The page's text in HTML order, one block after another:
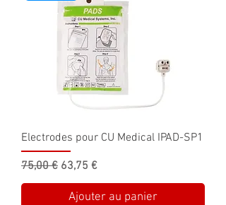
Electrodes pour CU Medical IPAD-SP1
Prix original
75,00 € Prix promotionnel
63,75 €
Ajouter au panier